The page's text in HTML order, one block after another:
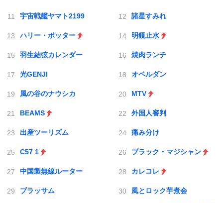
宇宙戦艦ヤマト2199 諸星すみれ
ハリー・ポッター 明鏡止水
羽生結弦カレンダー 焼肉ランチ
光GENJI オベルダン
風の谷のナウシカ MTV
BEAMS 外国人審判
出産ツーリズム 痛み分け
C57 1 ブラック・マジシャン
中国製無線ルーター カレコレ
ブラッサム 風とロック芋煮会